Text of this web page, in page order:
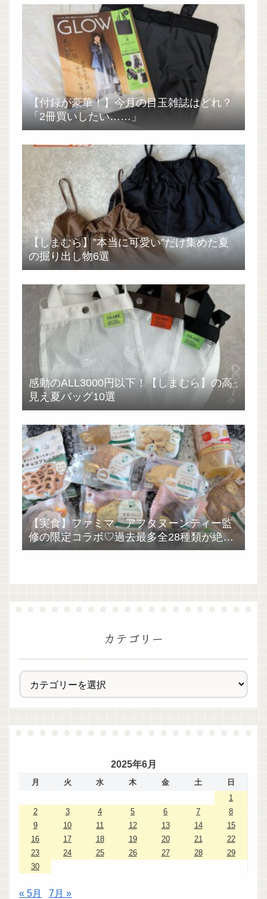
【付録が豪華！】今月の目玉雑誌はどれ？
「2冊買いしたい……」
【しまむら】”本当に可愛い”だけ集めた夏
の掘り出し物6選
感動のALL3000円以下！【しまむら】の高
見え夏バッグ10選
【実食】ファミマ、アフタヌーンティー監
修の限定コラボ♡過去最多全28種類が絶品
過ぎた！
カテゴリー
2025年6月
月 火 水 木 金 土
日
1
2
3 4 5 6 7
8
9
10 11 12 13 14
15
16
17 18 19 20 21
22
23
24 25 26 27 28
29
30
« 5月 7月 »